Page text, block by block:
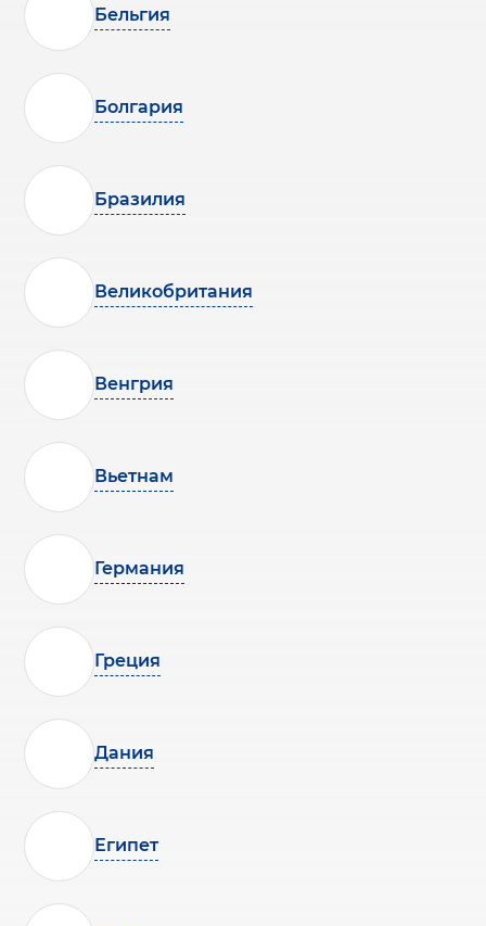
Бельгия
Болгария
Бразилия
Великобритания
Венгрия
Вьетнам
Германия
Греция
Дания
Египет